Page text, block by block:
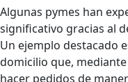
Algunas pymes han
significativo gracias al
Un ejemplo destacado
domicilio que,
hacer pedidos de